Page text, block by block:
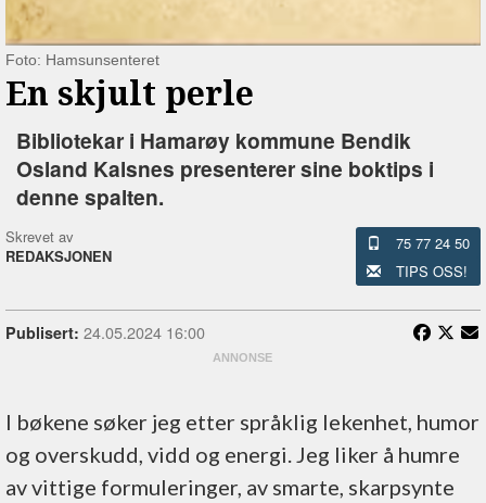
Foto: Hamsunsenteret
En skjult perle
Bibliotekar i Hamarøy kommune Bendik
Osland Kalsnes presenterer sine boktips i
denne spalten.
Skrevet av
REDAKSJONEN
75 77 24 50
TIPS OSS!
Publisert: 24.05.2024 16:00
I bøkene søker jeg etter språklig lekenhet, humor
og overskudd, vidd og energi. Jeg liker å humre
av vittige formuleringer, av smarte, skarpsynte